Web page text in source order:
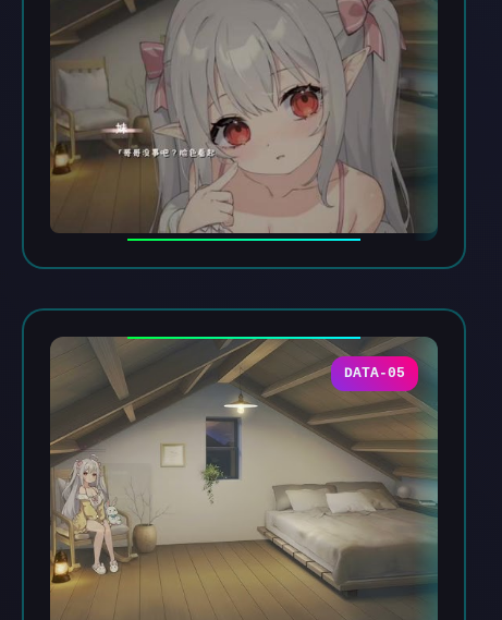
DATA-05